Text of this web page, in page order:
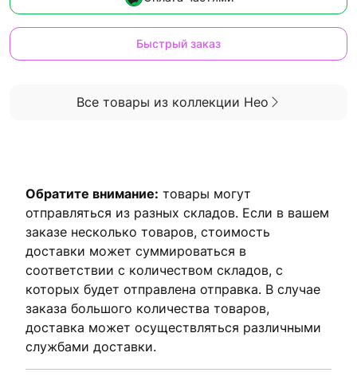
Быстрый заказ
Все товары из коллекции Нео
Обратите внимание: товары могут
отправляться из разных складов. Если в вашем
заказе несколько товаров, стоимость
доставки может суммироваться в
соответствии с количеством складов, с
которых будет отправлена ​​отправка. В случае
заказа большого количества товаров,
доставка может осуществляться различными
службами доставки.